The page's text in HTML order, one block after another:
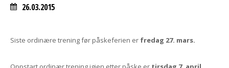
26.03.2015
Siste ordinære trening før påskeferien er fredag 27. mars.